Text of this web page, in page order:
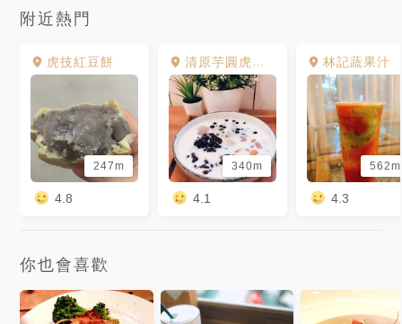
附近熱門
虎技紅豆餅
247m
4.8
清原芋圓虎尾旗艦店
340m
4.1
林記蔬果汁
562m
4.3
你也會喜歡